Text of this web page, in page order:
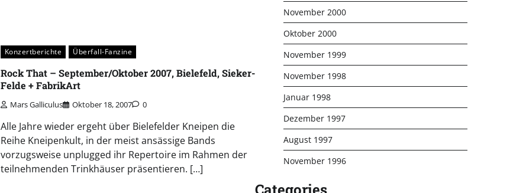
Konzertberichte Überfall-Fanzine
Rock That – September/Oktober 2007, Bielefeld, Sieker-
Felde + FabrikArt
Mars Galliculus Oktober 18, 2007 0
Alle Jahre wieder ergeht über Bielefelder Kneipen die
Reihe Kneipenkult, in der meist ansässige Bands
vorzugsweise unplugged ihr Repertoire im Rahmen der
teilnehmenden Trinkhäuser präsentieren. […]
November 2000
Oktober 2000
November 1999
November 1998
Januar 1998
Dezember 1997
August 1997
November 1996